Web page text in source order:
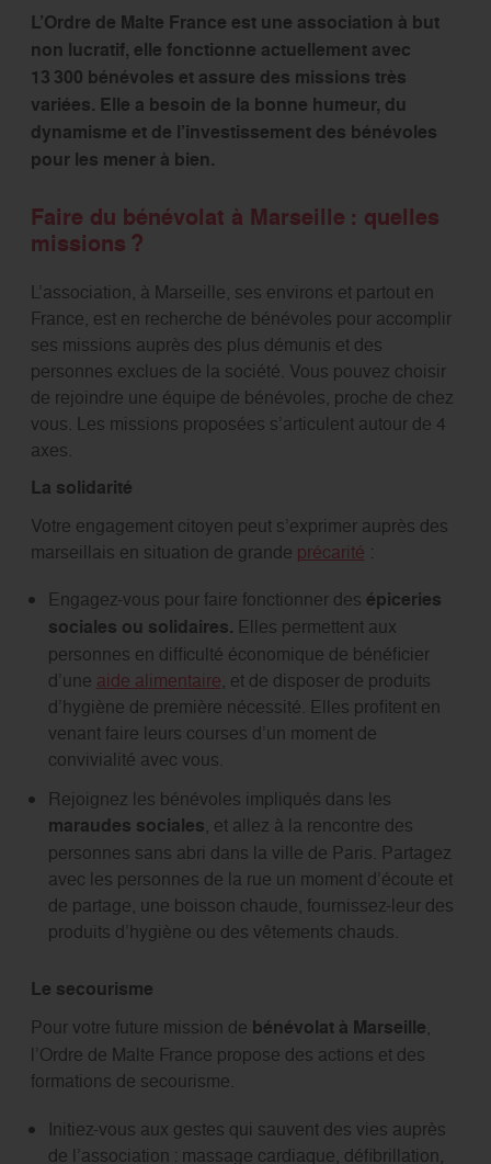
L’Ordre de Malte France est une association à but
non lucratif, elle fonctionne actuellement avec
13 300 bénévoles et assure des missions très
variées. Elle a besoin de la bonne humeur, du
dynamisme et de l’investissement des bénévoles
pour les mener à bien.
Faire du bénévolat à Marseille : quelles
missions ?
L’association, à Marseille, ses environs et partout en
France, est en recherche de bénévoles pour accomplir
ses missions auprès des plus démunis et des
personnes exclues de la société. Vous pouvez choisir
de rejoindre une équipe de bénévoles, proche de chez
vous. Les missions proposées s’articulent autour de 4
axes.
La solidarité
Votre engagement citoyen peut s’exprimer auprès des
marseillais en situation de grande précarité :
Engagez-vous pour faire fonctionner des épiceries
sociales ou solidaires. Elles permettent aux
personnes en difficulté économique de bénéficier
d’une aide alimentaire, et de disposer de produits
d’hygiène de première nécessité. Elles profitent en
venant faire leurs courses d’un moment de
convivialité avec vous.
Rejoignez les bénévoles impliqués dans les
maraudes sociales, et allez à la rencontre des
personnes sans abri dans la ville de Paris. Partagez
avec les personnes de la rue un moment d’écoute et
de partage, une boisson chaude, fournissez-leur des
produits d’hygiène ou des vêtements chauds.
Le secourisme
Pour votre future mission de bénévolat à Marseille,
l’Ordre de Malte France propose des actions et des
formations de secourisme.
Initiez-vous aux gestes qui sauvent des vies auprès
de l’association : massage cardiaque, défibrillation,